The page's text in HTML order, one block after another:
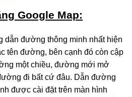
Google Map:
dẫn đường thông minh nhất hiện
tên đường, bên cạnh đó còn cập
một chiều, đường mới mở
đi bất cứ đâu. Dẫn đường
được cài đặt trên màn hình